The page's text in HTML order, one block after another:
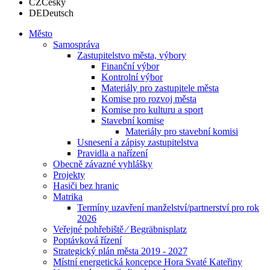
CZČesky
DEDeutsch
Město
Samospráva
Zastupitelstvo města, výbory
Finanční výbor
Kontrolní výbor
Materiály pro zastupitele města
Komise pro rozvoj města
Komise pro kulturu a sport
Stavební komise
Materiály pro stavební komisi
Usnesení a zápisy zastupitelstva
Pravidla a nařízení
Obecně závazné vyhlášky
Projekty
Hasiči bez hranic
Matrika
Termíny uzavření manželství/partnerství pro rok
2026
Veřejné pohřebiště ⁄ Begräbnisplatz
Poptávková řízení
Strategický plán města 2019 - 2027
Místní energetická koncepce Hora Svaté Kateřiny